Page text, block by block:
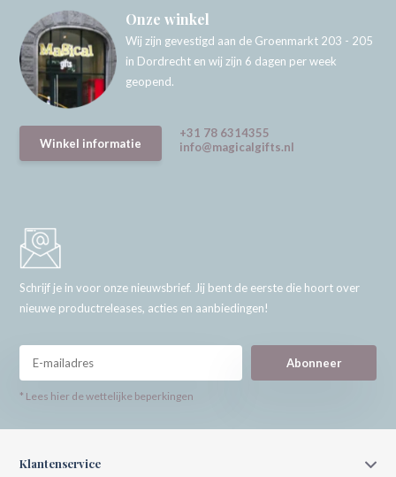
Onze winkel
Wij zijn gevestigd aan de Groenmarkt 203 - 205
in Dordrecht en wij zijn 6 dagen per week
geopend.
Winkel informatie
+31 78 6314355
info@magicalgifts.nl
Schrijf je in voor onze nieuwsbrief. Jij bent de eerste die hoort over
nieuwe productreleases, acties en aanbiedingen!
Abonneer
* Lees hier de wettelijke beperkingen
Klantenservice